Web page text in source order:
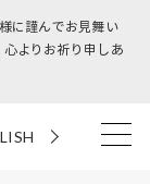
に謹んでお見舞い
よりお祈り申しあ